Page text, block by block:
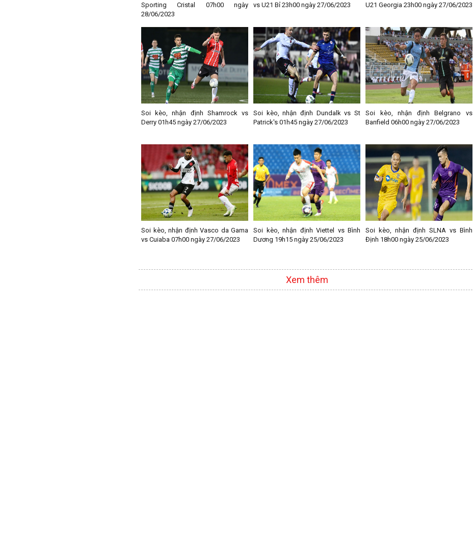
Sporting Cristal 07h00 ngày
28/06/2023
vs U21 Bỉ 23h00 ngày 27/06/2023
U21 Georgia 23h00 ngày 27/06/2023
Soi kèo, nhận định Shamrock vs
Derry 01h45 ngày 27/06/2023
Soi kèo, nhận định Dundalk vs St
Patrick's 01h45 ngày 27/06/2023
Soi kèo, nhận định Belgrano vs
Banfield 06h00 ngày 27/06/2023
Soi kèo, nhận định Vasco da Gama
vs Cuiaba 07h00 ngày 27/06/2023
Soi kèo, nhận định Viettel vs Bình
Dương 19h15 ngày 25/06/2023
Soi kèo, nhận định SLNA vs Bình
Định 18h00 ngày 25/06/2023
Xem thêm